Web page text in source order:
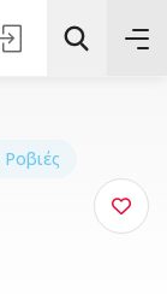
Ροβιές